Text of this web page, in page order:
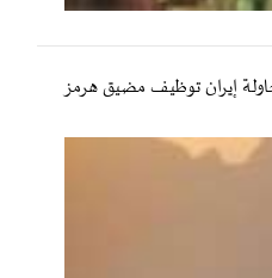
إيران توظيف مضيق هرمز